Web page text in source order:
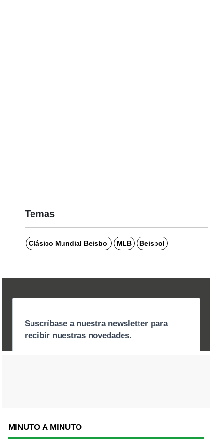
Temas
Clásico Mundial Beisbol MLB Beisbol
MINUTO A MINUTO